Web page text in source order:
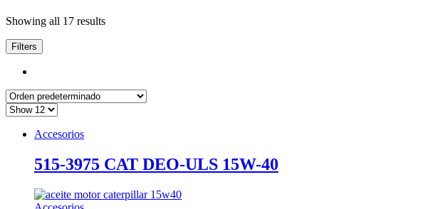
Showing all 17 results
Filters
Accesorios
515-3975 CAT DEO-ULS 15W-40